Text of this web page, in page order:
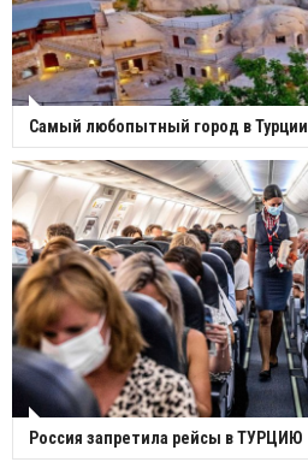
Самый любопытный город в Турции
Россия запретила рейсы в ТУРЦИЮ